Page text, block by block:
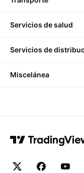
Servicios de salud
Miscelánea